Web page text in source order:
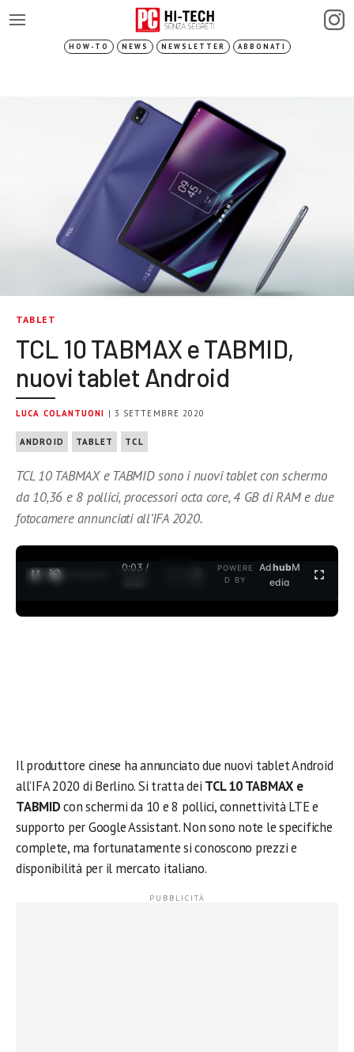
HOW-TO NEWS NEWSLETTER ABBONATI
TABLET
TCL 10 TABMAX e TABMID,
nuovi tablet Android
LUCA COLANTUONI | 3 SETTEMBRE 2020
ANDROID TABLET TCL
TCL 10 TABMAX e TABMID sono i nuovi tablet con schermo
da 10,36 e 8 pollici, processori octa core, 4 GB di RAM e due
fotocamere annunciati all’IFA 2020.
0:04 /
3:37
POWERE
D BY
AdhubM
edia
Il produttore cinese ha annunciato due nuovi tablet Android
all’IFA 2020 di Berlino. Si tratta dei TCL 10 TABMAX e
TABMIDcon schermi da 10 e 8 pollici, connettività LTE e
supporto per Google Assistant. Non sono note le specifiche
complete, ma fortunatamente si conoscono prezzi e
disponibilità per il mercato italiano.